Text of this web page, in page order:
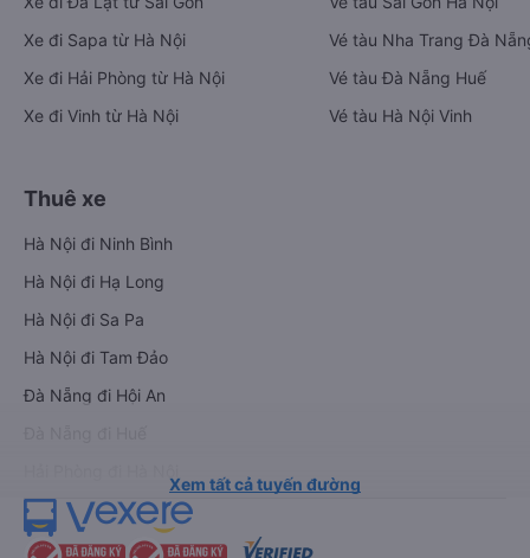
Xe đi Sapa từ Hà Nội
Xe đi Hải Phòng từ Hà Nội
Xe đi Vinh từ Hà Nội
Vé tàu Nha Trang Đà
Vé tàu Đà Nẵng Huế
Vé tàu Hà Nội Vinh
Thuê xe
Hà Nội đi Ninh Bình
Hà Nội đi Hạ Long
Hà Nội đi Sa Pa
Hà Nội đi Tam Đảo
Đà Nẵng đi Hội An
Xem tất cả tuyến đường